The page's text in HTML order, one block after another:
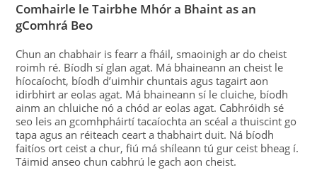
Comhairle le Tairbhe Mhór a Bhaint as an
gComhrá Beo
Chun an chabhair is fearr a fháil, smaoinigh ar do cheist
roimh ré. Bíodh sí glan agat. Má bhaineann an cheist le
híocaíocht, bíodh d’uimhir chuntais agus tagairt aon
idirbhirt ar eolas agat. Má bhaineann sí le cluiche, bíodh
ainm an chluiche nó a chód ar eolas agat. Cabhróidh sé
seo leis an gcomhpháirtí tacaíochta an scéal a thuiscint go
tapa agus an réiteach ceart a thabhairt duit. Ná bíodh
faitíos ort ceist a chur, fiú má shíleann tú gur ceist bheag í.
Táimid anseo chun cabhrú le gach aon cheist.